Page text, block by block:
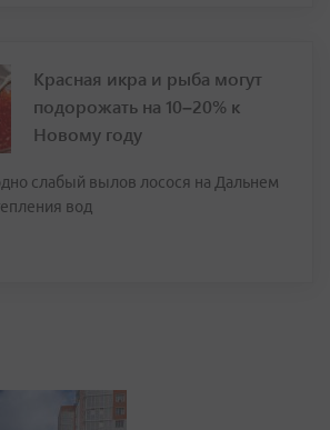
Красная икра и рыба могут
подорожать на 10–20% к
Новому году
слабый вылов лосося на Дальнем
вод